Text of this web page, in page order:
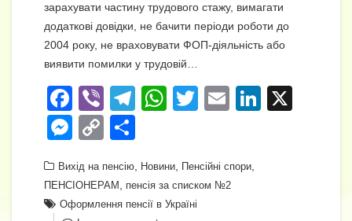
зарахувати частину трудового стажу, вимагати
додаткові довідки, не бачити періоди роботи до
2004 року, не враховувати ФОП-діяльність або
виявити помилки у трудовій…
F
a
c
e
b
Vi
b
er
T
gr
a
W
s
A
T
er
E
Li
M
ss
e
C
p
y
ді
л
Вихід на пенсію, Новини, Пенсійні спори,
ПЕНСІОНЕРАМ , пенсія за списком №2
Оформлення пенсії в Україні